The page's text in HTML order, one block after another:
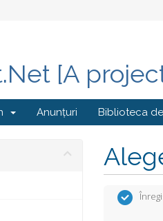
[A
Anunțuri Biblioteca